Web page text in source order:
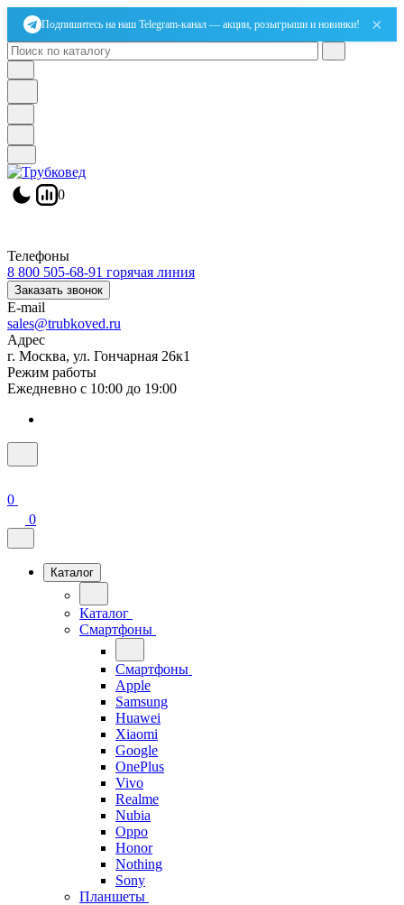
Подпишитесь на наш Telegram-канал — акции, розыгрыши и новинки! ×
0
Телефоны
8 800 505-68-91 горячая линия
Заказать звонок
E-mail
sales@trubkoved.ru
Адрес
г. Москва, ул. Гончарная 26к1
Режим работы
Ежедневно с 10:00 до 19:00
0
0
Каталог
Каталог
Смартфоны
Смартфоны
Apple
Samsung
Huawei
Xiaomi
Google
OnePlus
Vivo
Realme
Nubia
Oppo
Honor
Nothing
Sony
Планшеты